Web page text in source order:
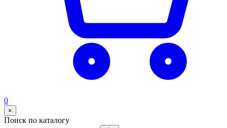
0
×
Поиск по каталогу